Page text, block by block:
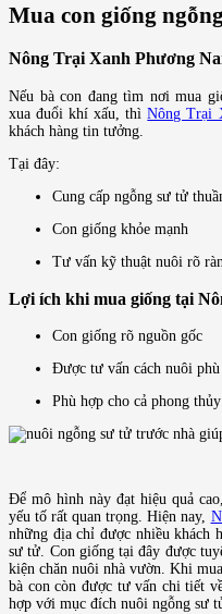
Mua con giống
Nông Trại Xanh Phương
Nếu bà con đang tìm nơi mua
xua đuổi khí xấu, thìNông Trại
khách hàng tin tưởng.
Tại đây:
Cung cấp ngỗng sư tử
Con giống khỏe mạnh
Tư vấn kỹ thuật nuôi rõ
Lợi ích khi mua giống tại
Con giống rõ nguồn gốc
Được tư vấn cách nuôi
Phù hợp cho cả phong
Để mô hình này đạt hiệu quả
yếu tố rất quan trọng. Hiện nay,
những địa chỉ được nhiều khách
sư tử. Con giống tại đây được
kiện chăn nuôi nhà vườn. Khi
bà con còn được tư vấn chi tiết
hợp với mục đích nuôi ngỗng sư